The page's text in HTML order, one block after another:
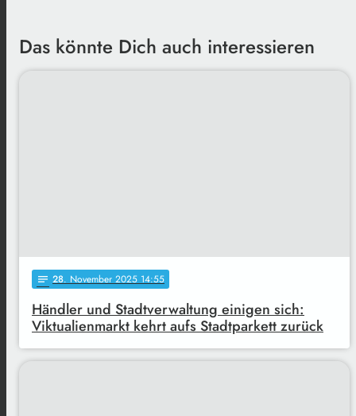
Das könnte Dich auch interessieren
notes 28. November 2025 14:55
Händler und Stadtverwaltung einigen sich:
Viktualienmarkt kehrt aufs Stadtparkett zurück